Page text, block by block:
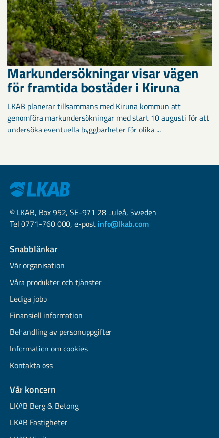
Markundersökningar visar vägen
för framtida bostäder i Kiruna
LKAB planerar tillsammans med Kiruna kommun att
genomföra markundersökningar med start 10 augusti för att
undersöka eventuella byggbarheter för olika ...
© LKAB, Box 952, SE-971 28 Luleå, Sweden
Tel 0771-760 000, e-post info@lkab.com
Snabblänkar
Vår organisation
Våra produkter och tjänster
Lediga jobb
Finansiell information
Behandling av personuppgifter
Information om cookies
Kontakta oss
Vår koncern
LKAB Berg & Betong
LKAB Fastigheter